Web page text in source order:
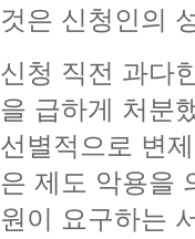
것은 신청인의
신청 직전 과다
을 급하게 처분
선별적으로 변
은 제도 악용을
원이 요구하는